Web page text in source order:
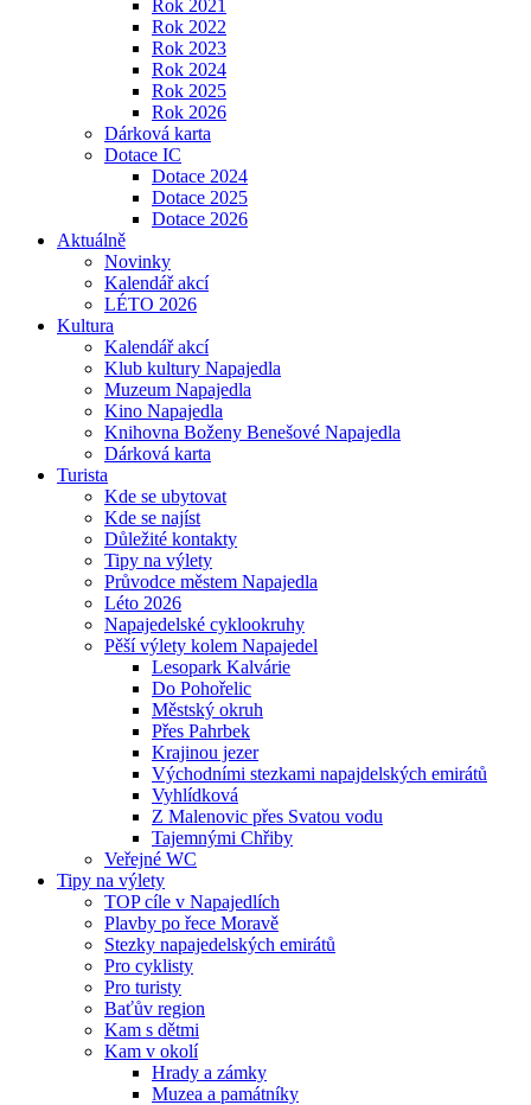
Rok 2021
Rok 2022
Rok 2023
Rok 2024
Rok 2025
Rok 2026
Dárková karta
Dotace IC
Dotace 2024
Dotace 2025
Dotace 2026
Aktuálně
Novinky
Kalendář akcí
LÉTO 2026
Kultura
Kalendář akcí
Klub kultury Napajedla
Muzeum Napajedla
Kino Napajedla
Knihovna Boženy Benešové Napajedla
Dárková karta
Turista
Kde se ubytovat
Kde se najíst
Důležité kontakty
Tipy na výlety
Průvodce městem Napajedla
Léto 2026
Napajedelské cyklookruhy
Pěší výlety kolem Napajedel
Lesopark Kalvárie
Do Pohořelic
Městský okruh
Přes Pahrbek
Krajinou jezer
Východními stezkami napajdelských emirátů
Vyhlídková
Z Malenovic přes Svatou vodu
Tajemnými Chřiby
Veřejné WC
Tipy na výlety
TOP cíle v Napajedlích
Plavby po řece Moravě
Stezky napajedelských emirátů
Pro cyklisty
Pro turisty
Baťův region
Kam s dětmi
Kam v okolí
Hrady a zámky
Muzea a památníky